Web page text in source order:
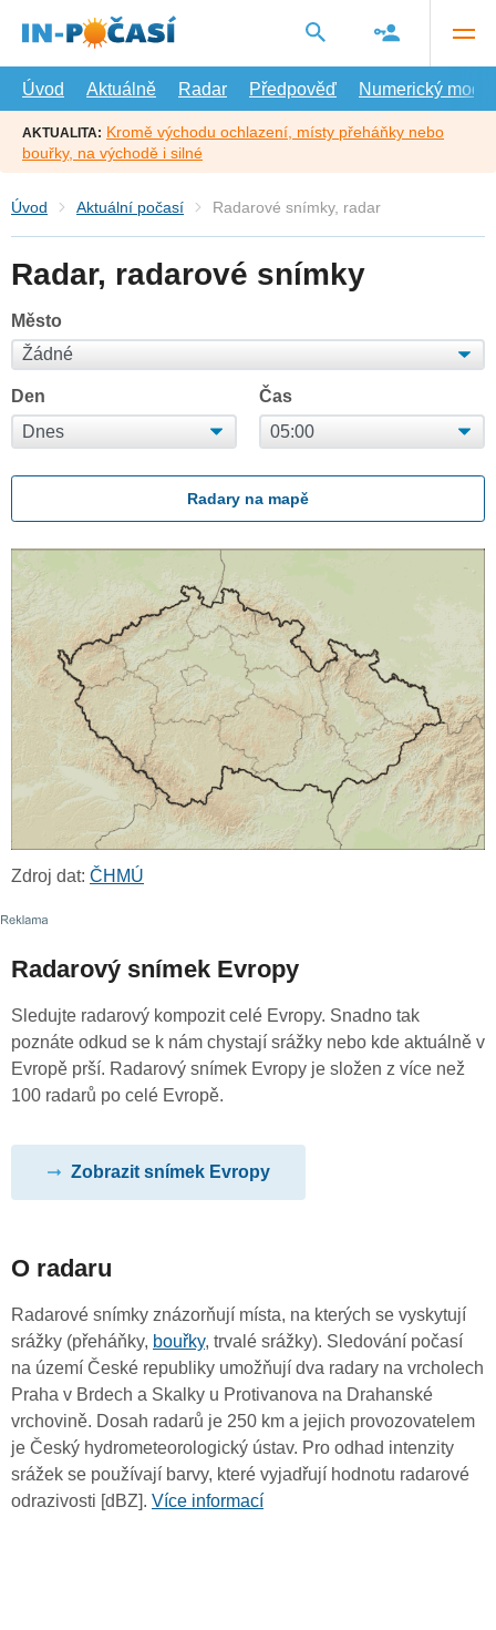
hlavní
Úvod
Aktuálně Radar Předpověď Numerický model
AKTUALITA: Kromě východu ochlazení, místy přeháňky nebo
bouřky, na východě i silné
Úvod Aktuální počasí Radarové snímky, radar
Radar, radarové snímky
Město
Den Čas
Radary na mapě
Zdroj dat: ČHMÚ
Radarový snímek Evropy
Sledujte radarový kompozit celé Evropy. Snadno tak
poznáte odkud se k nám chystají srážky nebo kde aktuálně v
Evropě prší. Radarový snímek Evropy je složen z více než
100 radarů po celé Evropě.
Zobrazit snímek Evropy
O radaru
Radarové snímky znázorňují místa, na kterých se vyskytují
srážky (přeháňky, bouřky, trvalé srážky). Sledování počasí
na území České republiky umožňují dva radary na vrcholech
Praha v Brdech a Skalky u Protivanova na Drahanské
vrchovině. Dosah radarů je 250 km a jejich provozovatelem
je Český hydrometeorologický ústav. Pro odhad intenzity
srážek se používají barvy, které vyjadřují hodnotu radarové
odrazivosti [dBZ]. Více informací